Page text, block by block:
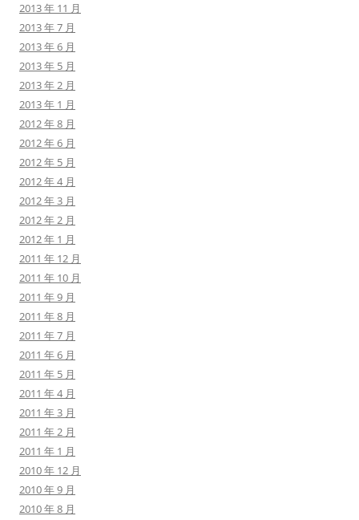
2013 年 11 月
2013 年 7 月
2013 年 6 月
2013 年 5 月
2013 年 2 月
2013 年 1 月
2012 年 8 月
2012 年 6 月
2012 年 5 月
2012 年 4 月
2012 年 3 月
2012 年 2 月
2012 年 1 月
2011 年 12 月
2011 年 10 月
2011 年 9 月
2011 年 8 月
2011 年 7 月
2011 年 6 月
2011 年 5 月
2011 年 4 月
2011 年 3 月
2011 年 2 月
2011 年 1 月
2010 年 12 月
2010 年 9 月
2010 年 8 月